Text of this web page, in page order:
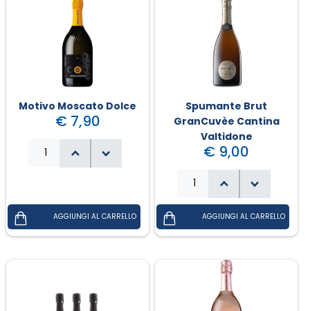
Motivo Moscato Dolce
€ 7,90
Spumante Brut
GranCuvèe Cantina
Valtidone
€ 9,00